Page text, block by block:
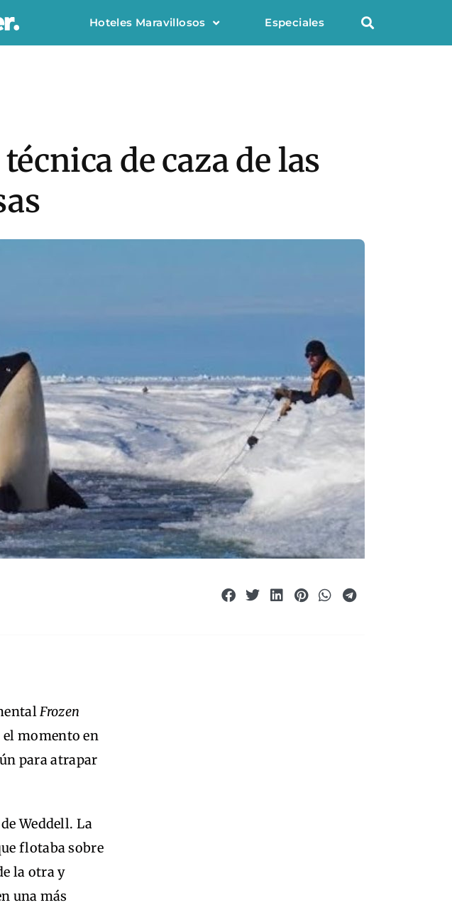
Hoteles Maravillosos Especiales
de caza de las
Frozen
el momento en
para atrapar
Weddell. La
flotaba sobre
la otra y
una más